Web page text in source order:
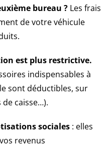
bureau ? Les frais
de votre véhicule
est plus restrictive.
indispensables à
sont déductibles, sur
caisse…).
sociales : elles
revenus